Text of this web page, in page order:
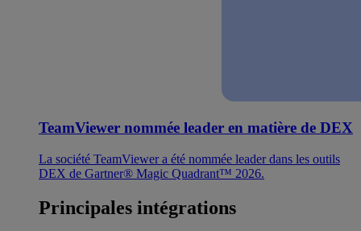
TeamViewer nommée leader en matière de DEX
La société TeamViewer a été nommée leader dans les outils
DEX de Gartner® Magic Quadrant™ 2026.
Principales intégrations